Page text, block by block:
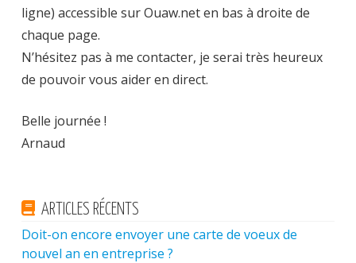
ligne) accessible sur Ouaw.net en bas à droite de
chaque page.
N’hésitez pas à me contacter, je serai très heureux
de pouvoir vous aider en direct.
Belle journée !
Arnaud
ARTICLES RÉCENTS
Doit-on encore envoyer une carte de voeux de
nouvel an en entreprise ?